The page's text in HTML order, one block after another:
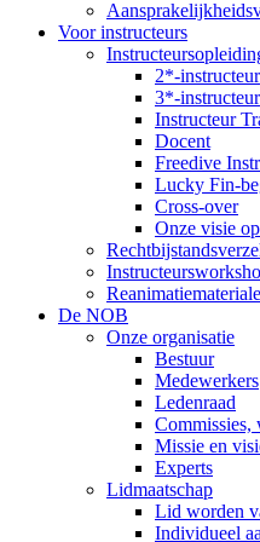
Voor instructeurs
2*-instructeur
3*-instructeur
Instructeur
Docent
Freedive
Lucky Fin-
Cross-over
Onze visie
De NOB
Onze organisatie
Bestuur
Medewerkers
Ledenraad
Commissies,
Missie en
Experts
Lidmaatschap
Lid worden
Individueel